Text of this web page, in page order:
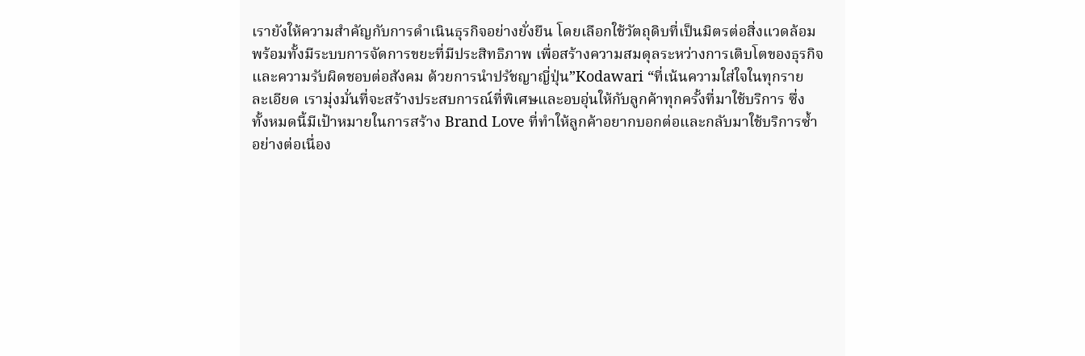
เรายังให้ความสำคัญกับการดำเนินธุรกิจอย่างยั่งยืน โดยเลือกใช้วัตถุดิบที่เป็นมิตรต่อสิ่งแวดล้อม
พร้อมทั้งมีระบบการจัดการขยะที่มีประสิทธิภาพ เพื่อสร้างความสมดุลระหว่างการเติบโตของธุรกิจ
และความรับผิดชอบต่อสังคม ด้วยการนำปรัชญาญี่ปุ่น”Kodawari “ที่เน้นความใส่ใจในทุกราย
ละเอียด เรามุ่งมั่นที่จะสร้างประสบการณ์ที่พิเศษและอบอุ่นให้กับลูกค้าทุกครั้งที่มาใช้บริการ ซึ่ง
ทั้งหมดนี้มีเป้าหมายในการสร้าง Brand Love ที่ทำให้ลูกค้าอยากบอกต่อและกลับมาใช้บริการซ้ำ
อย่างต่อเนื่อง